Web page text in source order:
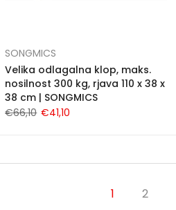
SONGMICS
Velika odlagalna klop, maks.
nosilnost 300 kg, rjava 110 x 38 x
38 cm | SONGMICS
€66,10 €41,10
1 2